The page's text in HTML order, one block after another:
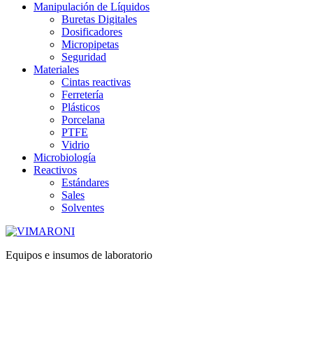
Manipulación de Líquidos
Buretas Digitales
Dosificadores
Micropipetas
Seguridad
Materiales
Cintas reactivas
Ferretería
Plásticos
Porcelana
PTFE
Vidrio
Microbiología
Reactivos
Estándares
Sales
Solventes
Equipos e insumos de laboratorio